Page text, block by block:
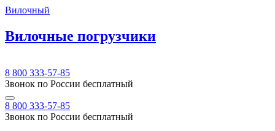
Вилочный
Вилочные погрузчики
8 800 333-57-85
Звонок по России бесплатный
8 800 333-57-85
Звонок по России бесплатный